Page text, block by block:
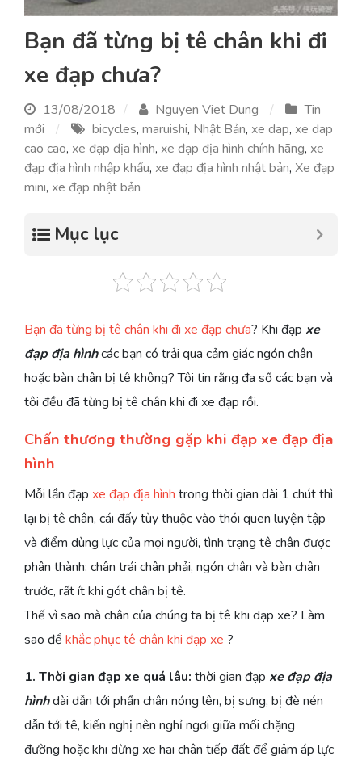
Bạn đã từng bị tê chân khi đi
xe đạp chưa?
13/08/2018 Nguyen Viet Dung
Tin
mới
bicycles, maruishi, Nhật Bản, xe dap, xe dap
cao cao, xe đạp địa hình, xe đạp địa hình chính hãng, xe
đạp địa hình nhập khẩu, xe đạp địa hình nhật bản, Xe đạp
mini, xe đạp nhật bản
Mục lục
Bạn đã từng bị tê chân khi đi xe đạp chưa? Khi đạp xe
đạp địa hìnhcác bạn có trải qua cảm giác ngón chân
hoặc bàn chân bị tê không? Tôi tin rằng đa số các bạn và
tôi đều đã từng bị tê chân khi đi xe đạp rồi.
Chấn thương thường gặp khi đạp xe đạp địa
hình
Mỗi lần đạp xe đạp địa hình trong thời gian dài 1 chút thì
lại bị tê chân, cái đấy tùy thuộc vào thói quen luyện tập
và điểm dùng lực của mọi người, tình trạng tê chân được
phân thành: chân trái chân phải, ngón chân và bàn chân
trước, rất ít khi gót chân bị tê.
Thế vì sao mà chân của chúng ta bị tê khi dạp xe? Làm
sao để khắc phục tê chân khi đạp xe ?
1. Thời gian đạp xe quá lâu: thời gian đạp xe đạp địa
hìnhdài dẫn tới phần chân nóng lên, bị sưng, bị đè nén
dẫn tới tê, kiến nghị nên nghỉ ngơi giữa mối chặng
đường hoặc khi dừng xe hai chân tiếp đất để giảm áp lực